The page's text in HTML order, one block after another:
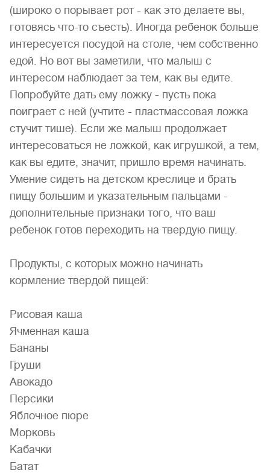
(широко о порывает рот - как это делаете вы,
готовясь что-то съесть). Иногда ребенок больше
интересуется посудой на столе, чем собственно
едой. Но вот вы заметили, что малыш с
интересом наблюдает за тем, как вы едите.
Попробуйте дать ему ложку - пусть пока
поиграет с ней (учтите - пластмассовая ложка
стучит тише). Если же малыш продолжает
интересоваться не ложкой, как игрушкой, а тем,
как вы едите, значит, пришло время начинать.
Умение сидеть на детском креслице и брать
пищу большим и указательным пальцами -
дополнительные признаки того, что ваш
ребенок готов переходить на твердую пищу.
Продукты, с которых можно начинать
кормление твердой пищей:
Рисовая каша
Ячменная каша
Бананы
Груши
Авокадо
Персики
Яблочное пюре
Морковь
Кабачки
Батат